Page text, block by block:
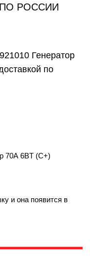
ПО РОССИИ
Генератор
по
70А 6BT (С+)
и она появится в